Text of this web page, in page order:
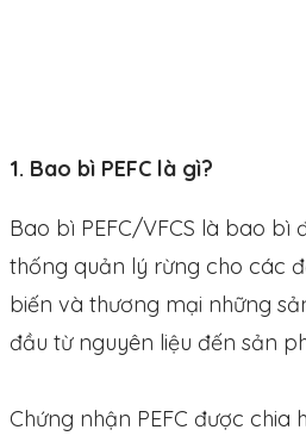
1. Bao bì PEFC là gì?
Bao bì PEFC/VFCS là bao bì
thống quản lý rừng cho các
biến và thương mại những
đầu từ nguyên liệu đến sản
Chứng nhận PEFC được chia